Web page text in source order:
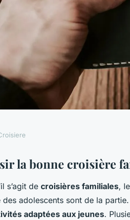
avec
la bonne croisière
s’agit de croisières familiales,
des adolescents sont de la
adaptées aux jeunes.